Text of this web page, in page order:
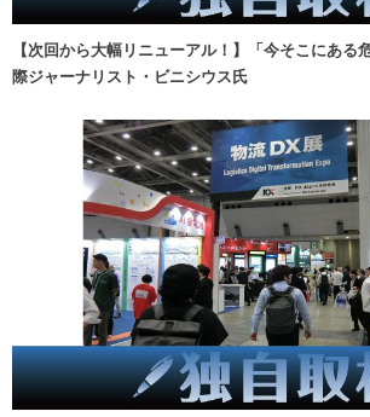
【次回から大幅リニューアル！】「今そこにあ
際ジャーナリスト・ビニシウス氏